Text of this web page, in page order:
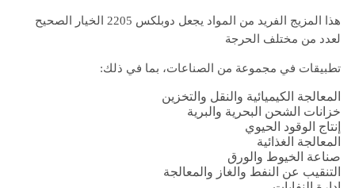
هذا المزيج الفريد من المواد يجعل دوبلكس 2205 الخيار الصحيح
لعدد من مختلف الحرجة
تطبيقات في مجموعة من الصناعات، بما في ذلك:
المعالجة الكيميائية والنقل والتخزين
خزانات الشحن البحرية والبرية
إنتاج الوقود الحيوي
المعالجة الغذائية
صناعة الخيوط والورق
التنقيب عن النفط والغاز والمعالجة